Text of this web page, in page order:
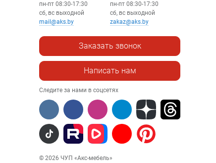
пн-пт 08:30-17:30
сб, вс выходной
mail@aks.by
пн-пт 08:30-17:30
сб, вс выходной
zakaz@aks.by
Заказать звонок
Написать нам
Следите за нами в соцсетях
© 2026 ЧУП «Акс-мебель»